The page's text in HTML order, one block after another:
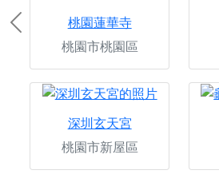
桃園蓮華寺
桃園市桃園區
深圳玄天宮
桃園市新屋區
Previous